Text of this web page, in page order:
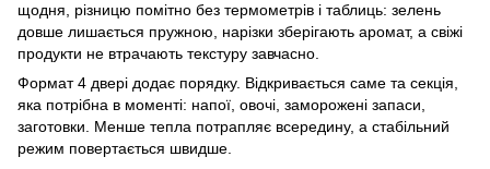
щодня, різницю помітно без термометрів і таблиць: зелень
довше лишається пружною, нарізки зберігають аромат, а свіжі
продукти не втрачають текстуру завчасно.
Формат 4 двері додає порядку. Відкривається саме та секція,
яка потрібна в моменті: напої, овочі, заморожені запаси,
заготовки. Менше тепла потрапляє всередину, а стабільний
режим повертається швидше.